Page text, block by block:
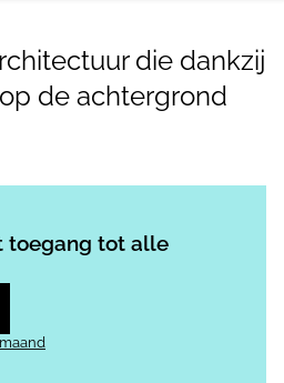
die dankzij
de achtergrond
toegang tot alle